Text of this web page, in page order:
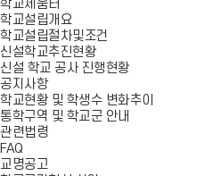
학교세움터
학교설립개요
학교설립절차및조건
신설학교추진현황
신설 학교 공사 진행현황
공지사항
학교현황 및 학생수 변화추이
통학구역 및 학교군 안내
관련법령
FAQ
교명공고